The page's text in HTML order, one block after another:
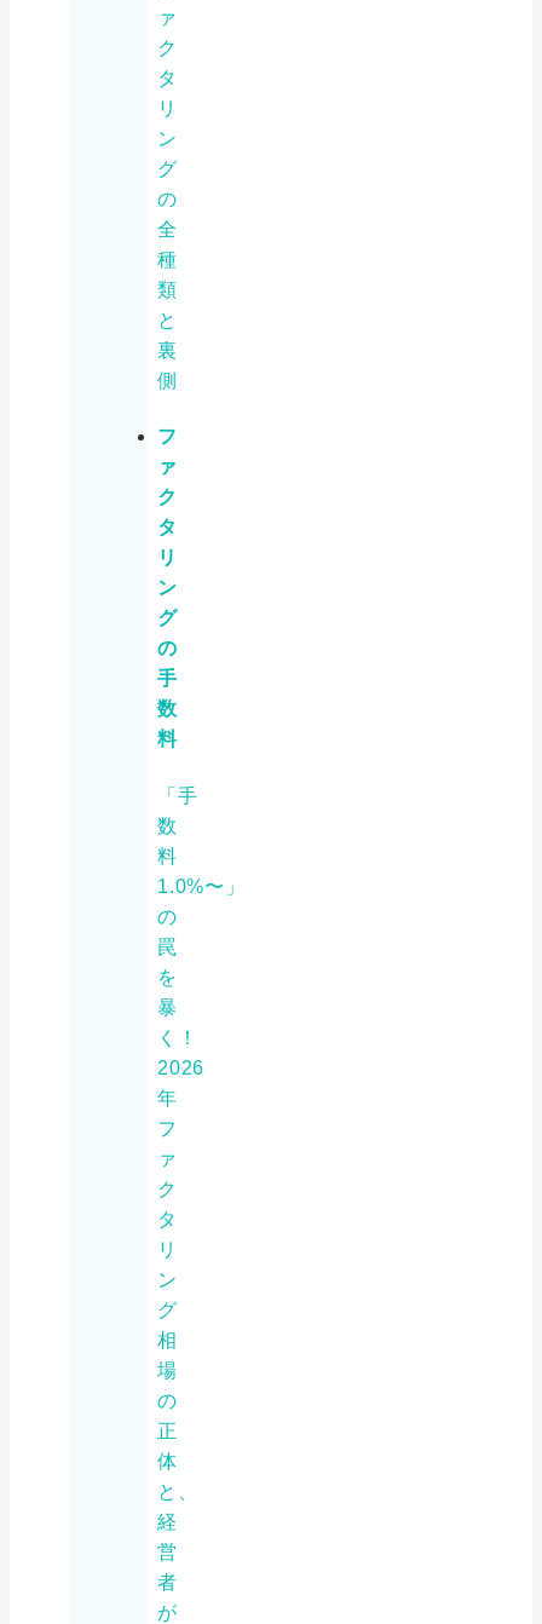
ァ
ク
タ
リ
ン
グ
の
全
種
類
と
裏
側
フ
ァ
ク
タ
リ
ン
グ
の
手
数
料
「手
数
料
1.0%〜」
の
罠
を
暴
く！
2026
年
フ
ァ
ク
タ
リ
ン
グ
相
場
の
正
体
と、
経
営
者
が